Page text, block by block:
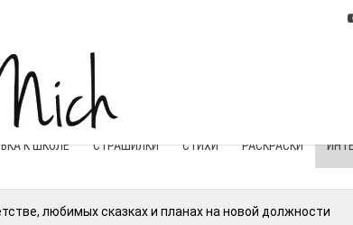
К ШКОЛЕ СТРАШИЛКИ СТИХИ РАСКРАСКИ
любимых сказках и планах на новой должности